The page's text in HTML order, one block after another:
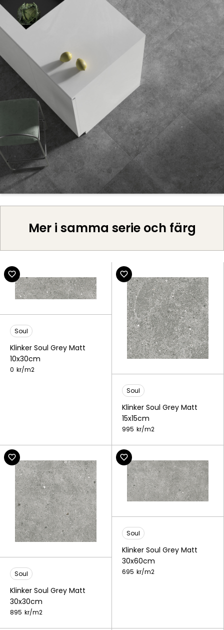
Mer i samma serie och färg
Soul
Klinker Soul Grey Matt
10x30cm
0 kr/m2
Soul
Klinker Soul Grey Matt
15x15cm
995 kr/m2
Soul
Klinker Soul Grey Matt
30x30cm
895 kr/m2
Soul
Klinker Soul Grey Matt
30x60cm
695 kr/m2